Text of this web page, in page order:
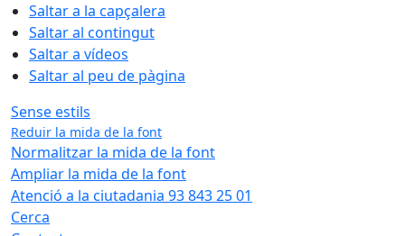
Saltar a la capçalera
Saltar al contingut
Saltar a vídeos
Saltar al peu de pàgina
Sense estils
Reduir la mida de la font
Normalitzar la mida de la font
Ampliar la mida de la font
Atenció a la ciutadania 93 843 25 01
Cerca